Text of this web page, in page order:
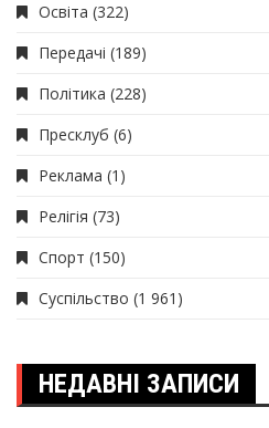
Освіта (322)
Передачі (189)
Політика (228)
Пресклуб (6)
Реклама (1)
Релігія (73)
Спорт (150)
Суспільство (1 961)
НЕДАВНІ ЗАПИСИ